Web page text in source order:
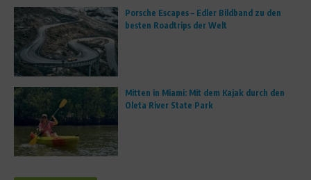
Porsche Escapes – Edler Bildband zu den
besten Roadtrips der Welt
Mitten in Miami: Mit dem Kajak durch den
Oleta River State Park